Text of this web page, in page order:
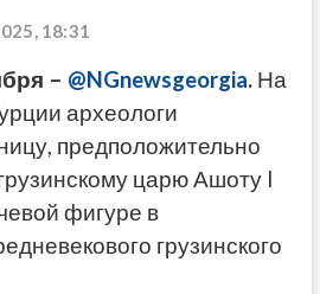
18:31
– @NGnewsgeorgia.На
археологи
предположительно
царю Ашоту I
фигуре в
грузинского